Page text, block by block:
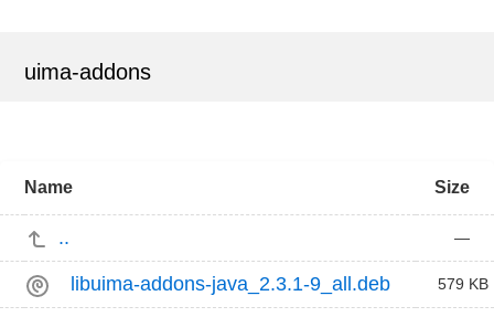
uima-addons
Name Size
.. —
libuima-addons-java_2.3.1-9_all.deb 579 KB